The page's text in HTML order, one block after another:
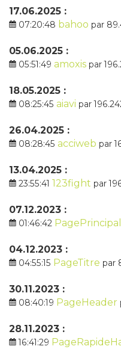
17.06.2025 :
07:20:48 bahoo par
05.06.2025 :
05:51:49 amoxis par
18.05.2025 :
08:25:45 aiavi par
26.04.2025 :
08:28:45 acciweb par
13.04.2025 :
23:55:41 123fight par
07.12.2023 :
01:46:42
04.12.2023 :
04:55:15 PageTitre par
30.11.2023 :
08:40:19 PageHeader
28.11.2023 :
16:41:29